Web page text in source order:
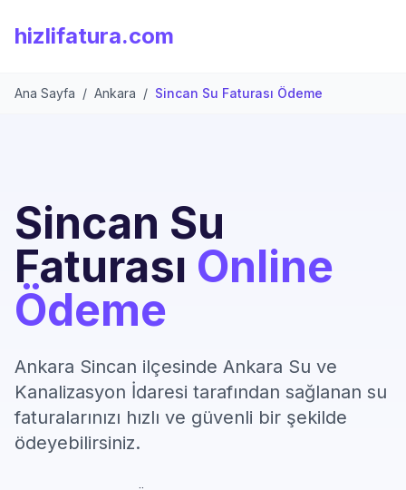
hizlifatura.com
Ana Sayfa / Ankara / Sincan Su Faturası Ödeme
Sincan Su
Faturası Online
Ödeme
Ankara Sincan ilçesinde Ankara Su ve
Kanalizasyon İdaresi tarafından sağlanan su
faturalarınızı hızlı ve güvenli bir şekilde
ödeyebilirsiniz.